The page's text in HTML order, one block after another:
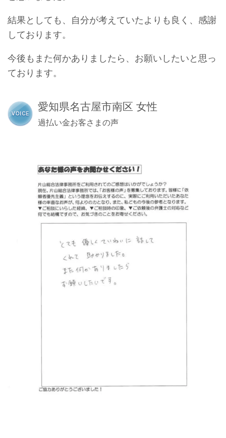
結果としても、自分が考えていたよりも良く、感謝
しております。
今後もまた何かありましたら、お願いしたいと思っ
ております。
愛知県名古屋市南区 女性
過払い金お客さまの声